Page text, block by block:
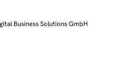
Business Solutions GmbH